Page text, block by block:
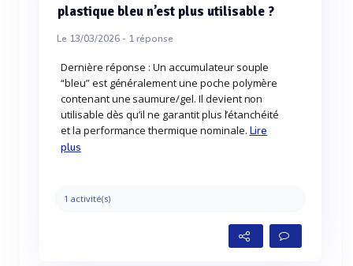
plastique bleu n’est plus utilisable ?
Le 13/03/2026 - 1réponse
Dernière réponse : Un accumulateur souple
“bleu” est généralement une poche polymère
contenant une saumure/gel. Il devient non
utilisable dès qu’il ne garantit plus l’étanchéité
et la performance thermique nominale. Lire
plus
1 activité(s)